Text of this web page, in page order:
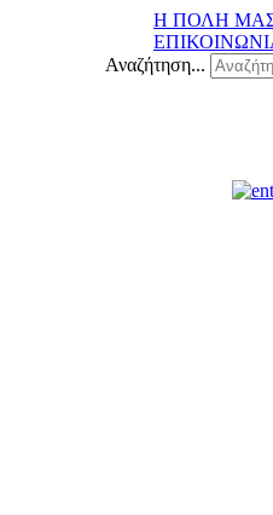
Η ΠΟΛΗ
Αναζήτηση...